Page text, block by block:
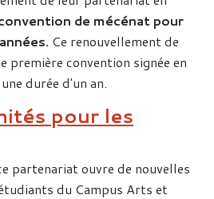
de mécénat pour
Ce renouvellement de
première convention signée en
durée d'un an.
pour les
partenariat ouvre de nouvelles
du Campus Arts et